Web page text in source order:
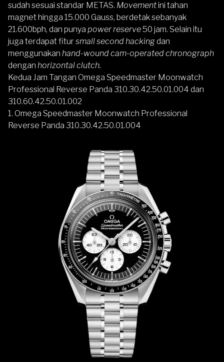
sudah sesuai standar METAS. Movementini tahan
magnet hingga 15.000 Gauss, berdetak sebanyak
21.600bph, dan punya power reserve50 jam. Selain itu
juga terdapat fitur small second hackingdan
menggunakan hand-wound cam-operated chronograph
dengan horizontal clutch.
Kedua Jam Tangan Omega Speedmaster Moonwatch
Professional Reverse Panda 310.30.42.50.01.004 dan
310.60.42.50.01.002
1. Omega Speedmaster Moonwatch Professional
Reverse Panda 310.30.42.50.01.004